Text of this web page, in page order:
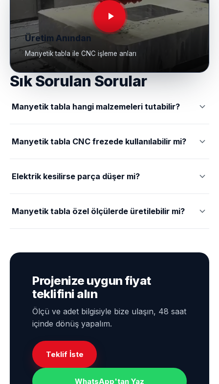
Üretim Anından
Manyetik tabla ile CNC işleme anları
Sık Sorulan Sorular
Manyetik tabla hangi malzemeleri tutabilir?
manyetik tabla ile güvenli şekilde sabitlenebilir.
Manyetik tabla CNC frezede kullanılabilir mi?
yaygın olarak kullanılır.
Elektrik kesilirse parça düşer mi?
kuvvet elektrik kesintisinde de korunur. Standart
Manyetik tabla özel ölçülerde üretilebilir mi?
Projenize uygun fiyat
teklifini alın
Ölçü ve adet bilgisiyle bize ulaşın, 48 saat
içinde dönüş yapalım.
Teklif İste
WhatsApp'tan Yaz